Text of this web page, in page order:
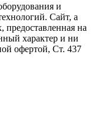
и
Сайт, а
предоставленная на
характер и ни
офертой, Ст. 437